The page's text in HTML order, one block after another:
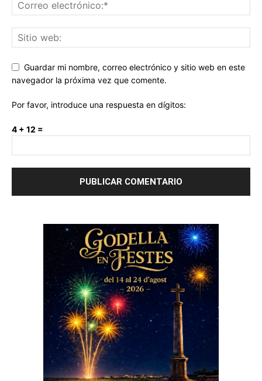
Guardar mi nombre, correo electrónico y sitio web en este
navegador la próxima vez que comente.
Por favor, introduce una respuesta en dígitos:
4 + 12 =